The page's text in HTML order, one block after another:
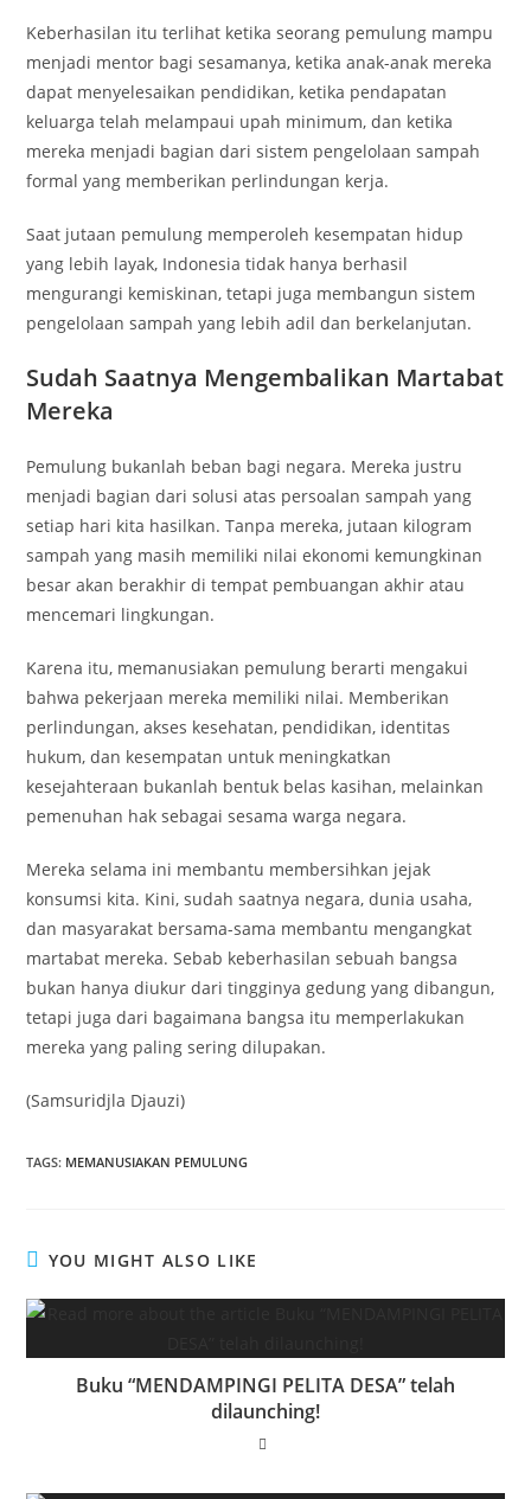
Keberhasilan itu terlihat ketika seorang pemulung mampu
menjadi mentor bagi sesamanya, ketika anak-anak mereka
dapat menyelesaikan pendidikan, ketika pendapatan
keluarga telah melampaui upah minimum, dan ketika
mereka menjadi bagian dari sistem pengelolaan sampah
formal yang memberikan perlindungan kerja.
Saat jutaan pemulung memperoleh kesempatan hidup
yang lebih layak, Indonesia tidak hanya berhasil
mengurangi kemiskinan, tetapi juga membangun sistem
pengelolaan sampah yang lebih adil dan berkelanjutan.
Sudah Saatnya Mengembalikan Martabat
Mereka
Pemulung bukanlah beban bagi negara. Mereka justru
menjadi bagian dari solusi atas persoalan sampah yang
setiap hari kita hasilkan. Tanpa mereka, jutaan kilogram
sampah yang masih memiliki nilai ekonomi kemungkinan
besar akan berakhir di tempat pembuangan akhir atau
mencemari lingkungan.
Karena itu, memanusiakan pemulung berarti mengakui
bahwa pekerjaan mereka memiliki nilai. Memberikan
perlindungan, akses kesehatan, pendidikan, identitas
hukum, dan kesempatan untuk meningkatkan
kesejahteraan bukanlah bentuk belas kasihan, melainkan
pemenuhan hak sebagai sesama warga negara.
Mereka selama ini membantu membersihkan jejak
konsumsi kita. Kini, sudah saatnya negara, dunia usaha,
dan masyarakat bersama-sama membantu mengangkat
martabat mereka. Sebab keberhasilan sebuah bangsa
bukan hanya diukur dari tingginya gedung yang dibangun,
tetapi juga dari bagaimana bangsa itu memperlakukan
mereka yang paling sering dilupakan.
(Samsuridjla Djauzi)
TAGS: MEMANUSIAKAN PEMULUNG
YOU MIGHT ALSO LIKE
Buku “MENDAMPINGI PELITA DESA” telah
dilaunching!